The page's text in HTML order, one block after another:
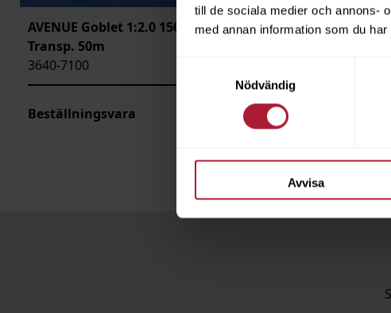
till de sociala medier och annons-
med annan information som du
Nödvändig
Avvisa
AVENUE Goblet 1:2.0 150mm
Transp. 50m
3640-7100
Beställningsvara
AVENUE